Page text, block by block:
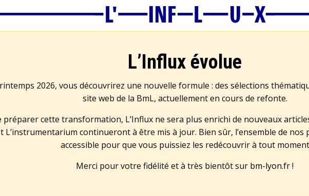
L’Influx évolue
2026, vous découvrirez une nouvelle formule : des sélections
site web de la BmL, actuellement en cours de refonte.
préparer cette transformation, L’Influx ne sera plus enrichi de nouveaux
L’instrumentarium continueront à être mis à jour. Bien sûr, l’ensemble de nos
accessible pour que vous puissiez les redécouvrir à tout moment
Merci pour votre fidélité et à très bientôt sur bm-lyon.fr!